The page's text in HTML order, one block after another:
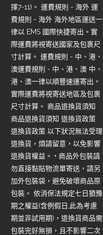
擇7-11)。 運費規則 - 海外 運
費規則 - 海外 海外地區運送一
律以 EMS 國際快捷寄出。實
際運費將視寄送國家及包裹尺
寸計算。 運費規則 - 中、港、
澳運費規則 - 中、港、澳 中、
港、澳一律以順豐速運寄出。
實際運費將視寄送地區及包裹
尺寸計算。 商品退換貨須知
商品退換貨須知 退換貨政策
退換貨政策 以下狀況無法受理
退換貨，煩請留意，以免影響
退換貨權益。 • 商品外包裝請
勿直接黏貼物流單寄送，請另
加外包裝袋，避免破壞商品原
包裝。 依消保法規定七日猶豫
期之權益(含例假日,此為考慮
期並非試用期)，退換貨商品需
包裝完好無損，且不影響二次